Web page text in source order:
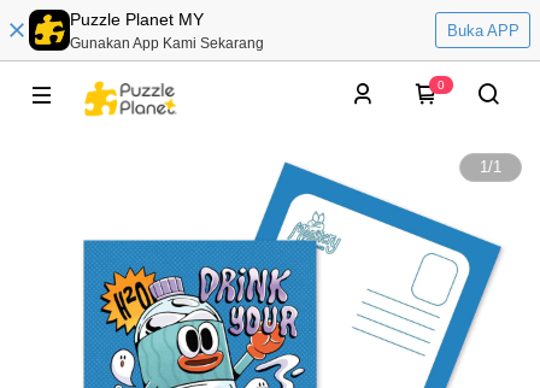
Puzzle Planet MY
Gunakan App Kami Sekarang
Buka APP
0
1/1